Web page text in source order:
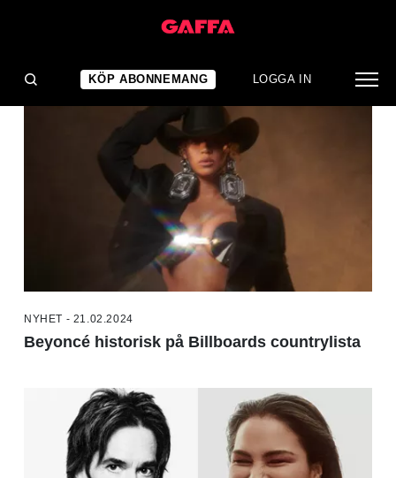
KÖP ABONNEMANG LOGGA IN
NYHET - 21.02.2024
Beyoncé historisk på Billboards countrylista